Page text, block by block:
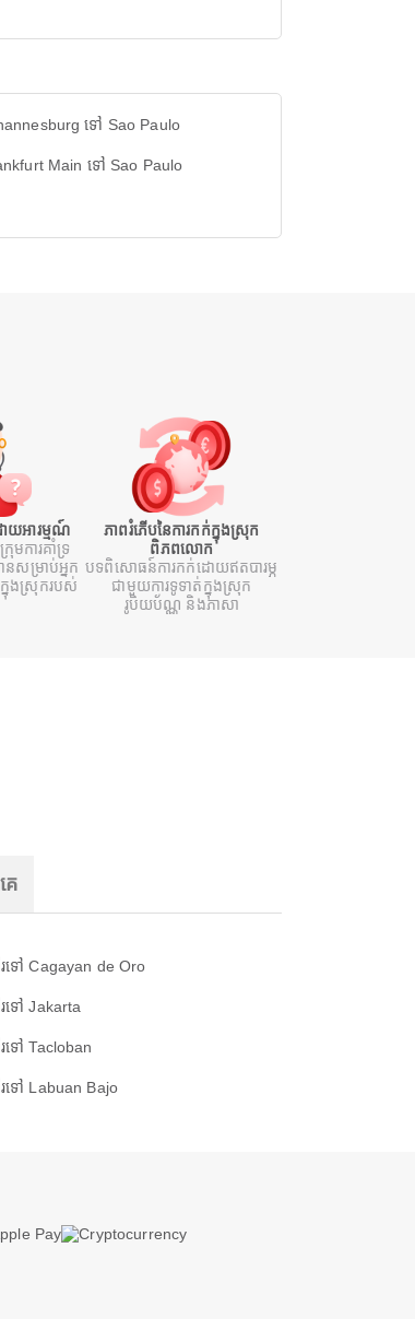
ទៅ Sao Paulo
Main ទៅ Sao Paulo
យអារម្មណ៍
ការគាំទ្រ
សម្រាប់អ្នក
ងស្រុករបស់
ភាពរំភើបនៃការកក់ក្នុងស្រុក
ពិភពលោក
បទពិសោធន៍ការកក់ដោយឥតបារម្ភ
ជាមួយការទូទាត់ក្នុងស្រុក
រូបិយប័ណ្ណ និងភាសា
េ
ទៅ Cagayan de Oro
ទៅ Jakarta
ទៅ Tacloban
ទៅ Labuan Bajo